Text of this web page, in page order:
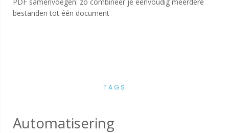
bestanden tot één document
TAGS
Automatisering